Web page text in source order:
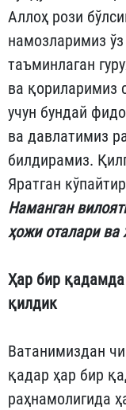
Аллоҳ рози
намозларимиз
таъминлаган
ва қориларимиз
учун бундай
ва давлатимиз
билдирамиз.
Яратган
Наманган
ҳожи оталари ва
Ҳар бир қадамда
қилдик
Ватанимиздан
қадар ҳар бир
раҳнамолигида